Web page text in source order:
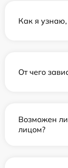
Как я узнаю,
От чего
Возможен ли
лицом?